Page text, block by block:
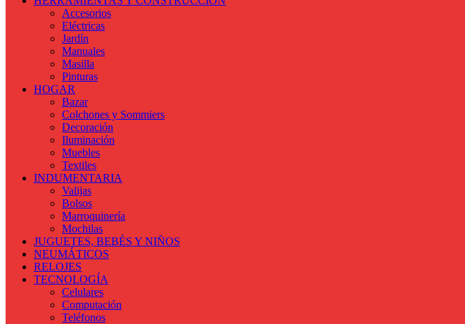
Accesorios
Eléctricas
Jardín
Manuales
Masilla
Pinturas
HOGAR
Bazar
Colchones y Sommiers
Decoración
Iluminación
Muebles
Textiles
INDUMENTARIA
Valijas
Bolsos
Marroquinería
Mochilas
JUGUETES, BEBÉS Y NIÑOS
NEUMÁTICOS
RELOJES
TECNOLOGÍA
Celulares
Computación
Teléfonos